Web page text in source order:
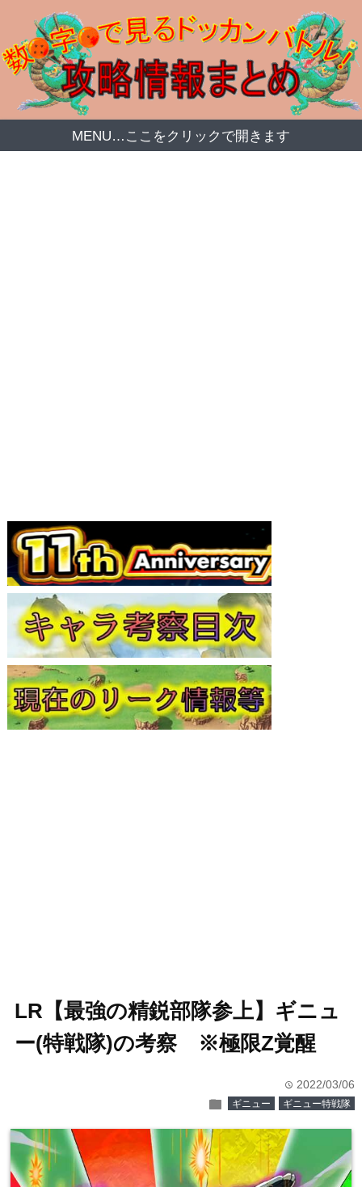
MENU…ここをクリックで開きます
LR【最強の精鋭部隊参上】ギニュ
ー(特戦隊)の考察 ※極限Z覚醒
time 2022/03/06
folder ギニュー ギニュー特戦隊